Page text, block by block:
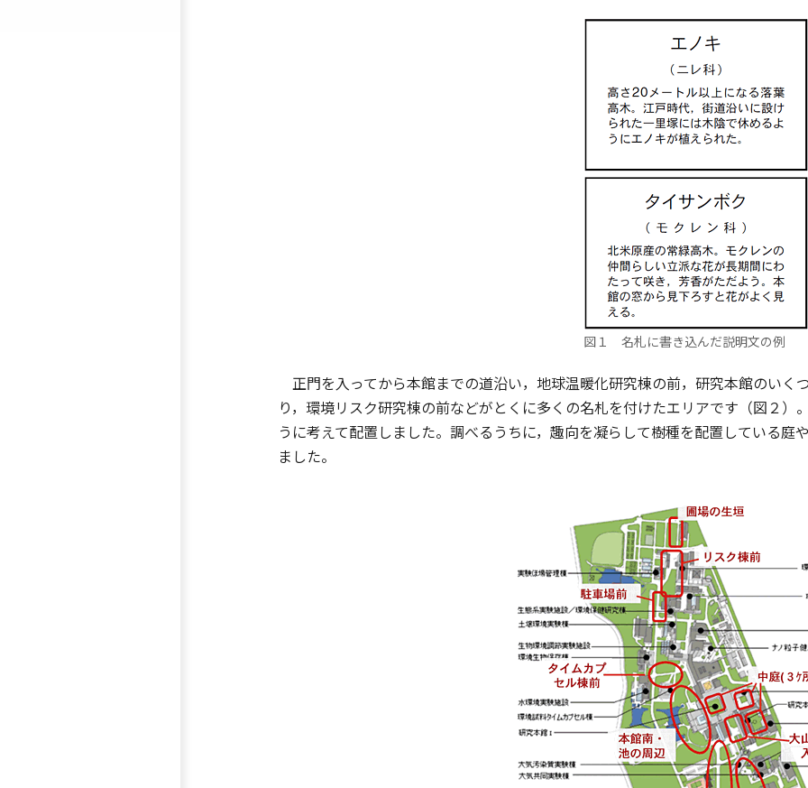
図１ 名札に書き込んだ説明文の例
正門を入ってから本館までの道沿い，地球温暖化研究棟の前，研究本館のいく
り，環境リスク研究棟の前などがとくに多くの名札を付けたエリアです（図２
うに考えて配置しました。調べるうちに，趣向を凝らして樹種を配置している
ました。